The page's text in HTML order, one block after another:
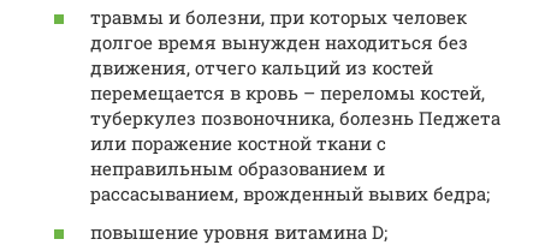
травмы и болезни, при которых человек
долгое время вынужден находиться без
движения, отчего кальций из костей
перемещается в кровь – переломы костей,
туберкулез позвоночника, болезнь Педжета
или поражение костной ткани с
неправильным образованием и
рассасыванием, врожденный вывих бедра;
повышение уровня витамина D;